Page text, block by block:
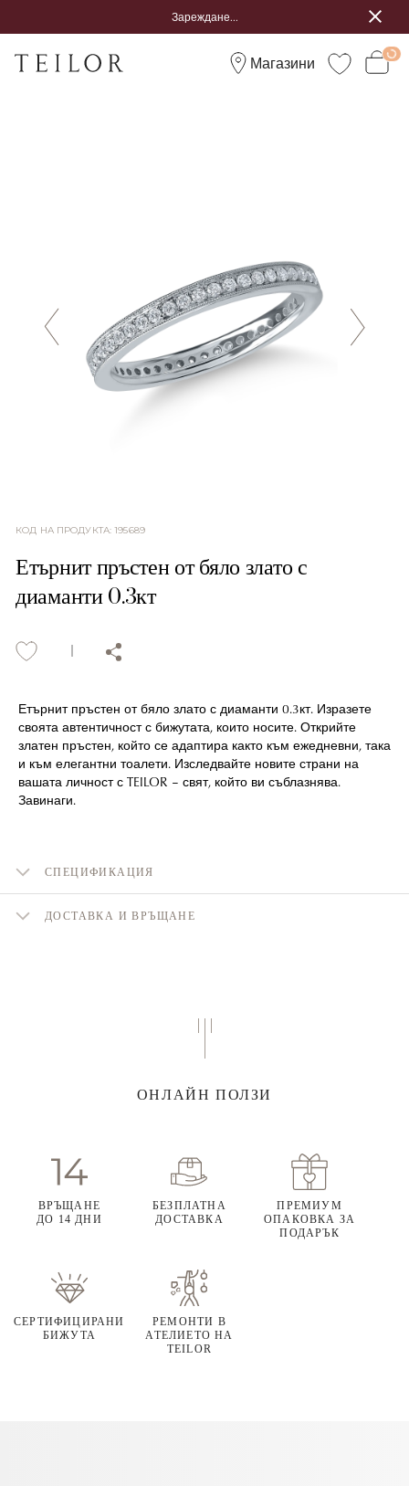
Зареждане...
Магазини
КОД НА ПРОДУКТА:195689
Етърнит пръстен от бяло злато с
диаманти 0.3кт
Етърнит пръстен от бяло злато с диаманти 0.3кт. Изразете
своята автентичност с бижутата, които носите. Открийте
златен пръстен, който се адаптира както към ежедневни, така
и към елегантни тоалети. Изследвайте новите страни на
вашата личност с TEILOR – свят, който ви съблазнява.
Завинаги.
СПЕЦИФИКАЦИЯ
ДОСТАВКА И ВРЪЩАНЕ
ОНЛАЙН ПОЛЗИ
ВРЪЩАНЕ
ДО 14 ДНИ
БЕЗПЛАТНА
ДОСТАВКА
ПРЕМИУМ
ОПАКОВКА ЗА
ПОДАРЪК
СЕРТИФИЦИРАНИ
БИЖУТА
РЕМОНТИ В
АТЕЛИЕТО НА
TEILOR